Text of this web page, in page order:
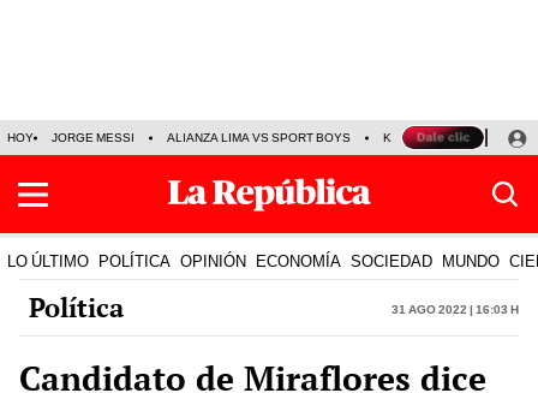
HOY JORGE MESSI ALIANZA LIMA VS SPORT BOYS KENJI FUJIMORI
LO ÚLTIMO POLÍTICA OPINIÓN ECONOMÍA SOCIEDAD MUNDO
Política 31 Ago 2022 | 16:03 h
Candidato de Miraflores dice